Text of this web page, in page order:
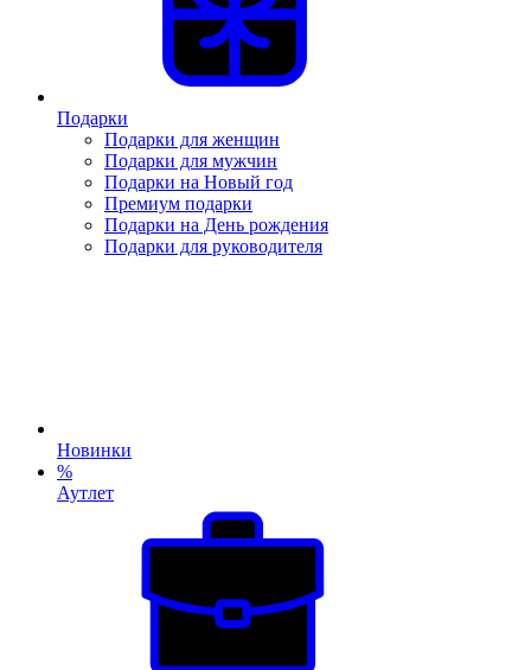
Подарки
Подарки для женщин
Подарки для мужчин
Подарки на Новый год
Премиум подарки
Подарки на День рождения
Подарки для руководителя
Новинки
%
Аутлет